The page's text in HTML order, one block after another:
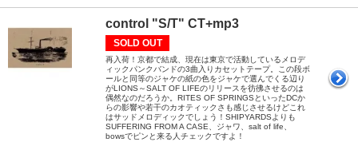
control "S/T" CT+mp3
SOLD OUT
再入荷！京都で結成、現在は東京で活動しているメロデ
ィックパンクバンドの3曲入りカセットテープ。この段ボ
ールと同等のジャケの紙の色をジャケで選んでくる辺り
がLIONS～SALT OF LIFEのリリースを彷彿させるのは
偶然なのだろうか。RITES OF SPRINGSといったDCか
らの影響や若干のカオティックさも感じさせるけどこれ
はサッドメロディックでしょう！SHIPYARDSよりも
SUFFERING FROM A CASE、ジャワ、salt of life、
bowsでピンと来る人チェックですよ！